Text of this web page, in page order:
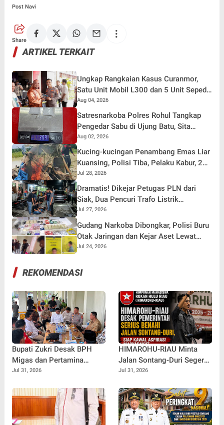
Post Navi
Share
ARTIKEL TERKAIT
Ungkap Rangkaian Kasus Curanmor,
Satu Unit Mobil L300 dan 5 Unit Sepeda
Motor Dikembalikan
Aug 04, 2026
Satresnarkoba Polres Rohul Tangkap
Pengedar Sabu di Ujung Batu, Sita
Barang Bukti 3,89 Gram
Aug 02, 2026
Kucing-kucingan Penambang Emas Liar
Kuansing, Polisi Tiba, Pelaku Kabur, 2
Rakit Dompeng Ludes Dibakar
Jul 28, 2026
Dramatis! Dikejar Petugas PLN dari
Siak, Dua Pencuri Trafo Listrik
Tertangkap Warga di Pekanbaru
Jul 27, 2026
Gudang Narkoba Dibongkar, Polisi Buru
Otak Jaringan dan Kejar Aset Lewat
TPPU
Jul 24, 2026
REKOMENDASI
Bupati Zukri Desak BPH
Migas dan Pertamina
Segera Buka Penyaluran
Jul 31, 2026
HIMAROHU-RIAU Minta
Jalan Sontang-Duri Segera
Diperbaiki Pasca
Tahun
Jul 31, 2026